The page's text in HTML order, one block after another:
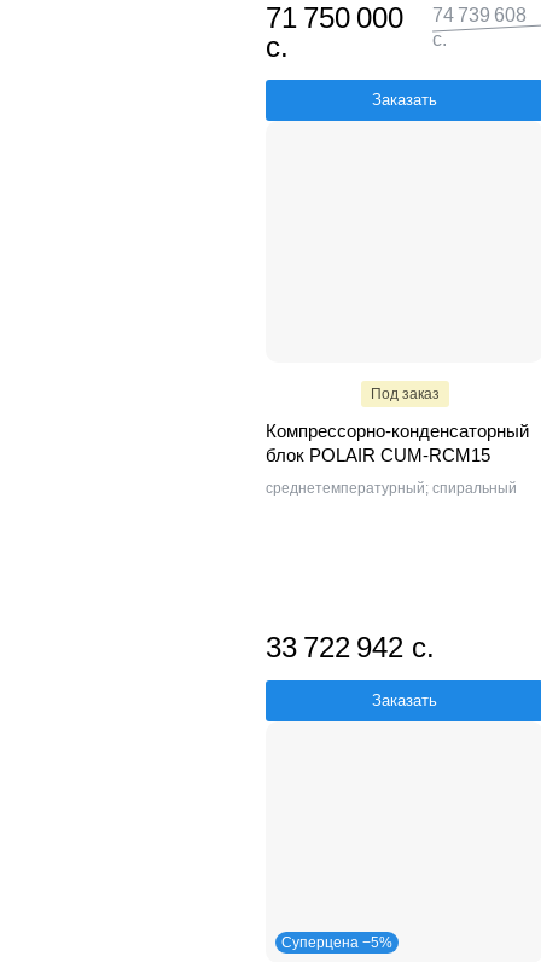
71 750 000
с.
74 739 608
с.
Заказать
Под заказ
Компрессорно-конденсаторный
блок POLAIR CUM-RCM15
среднетемпературный; спиральный
33 722 942 с.
Заказать
Суперцена −5%